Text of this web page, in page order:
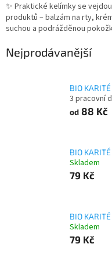
✨ Praktické kelímky se
produktů – balzám na rty,
suchou a podrážděnou
Nejprodávanější
BIO
3 pracovní
od 88 Kč
BIO
Skladem
79 Kč
BIO
Skladem
79 Kč